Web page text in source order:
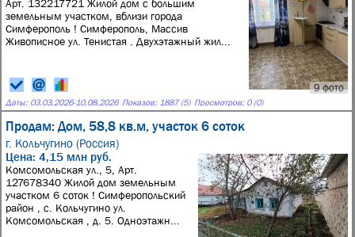
9 фото
Арт. 132217721 Жилой дом с большим
земельным участком, вблизи города
Симферополь ! Симферополь, Массив
Живописное ул. Тенистая . Двухэтажный жил...
Даты: 03.03.2026-10.08.2026 Показов: 1887 (5) Просмотров: 0 (0)
Продам: Дом, 58,8 кв.м, участок 6 соток
г. Кольчугино (Россия)
Цена: 4,15 млн руб.
Комсомольская ул., 5, Арт.
127678340 Жилой дом земельным
участком 6 соток ! Симферопольский
район , с. Кольчугино ул.
Комсомольская , д. 5. Одноэтажн...